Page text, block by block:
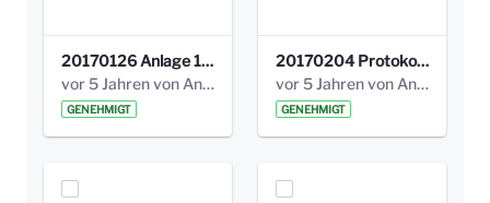
20170126 Anlage 1_Kinderbeteiligung_Olga_Areal_Auswertung.pdf
vor 5 Jahren von Anni Schlumberger
GENEHMIGT
20170204 Protokoll Workshop 2 Promenade Schloßstraße .pdf
vor 5 Jahren von Anni Schlumberger
GENEHMIGT